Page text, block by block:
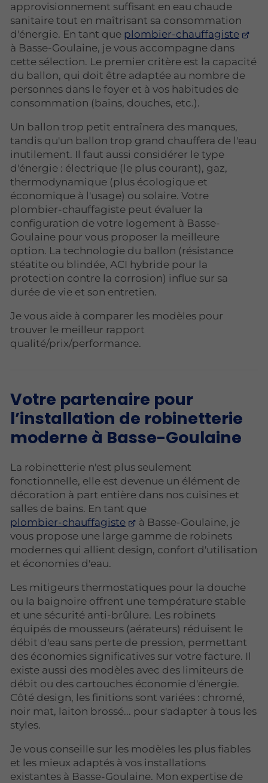
approvisionnement suffisant en eau chaude
sanitaire tout en maîtrisant sa consommation
d'énergie. En tant que plombier-chauffagiste
à Basse-Goulaine, je vous accompagne dans
cette sélection. Le premier critère est la capacité
du ballon, qui doit être adaptée au nombre de
personnes dans le foyer et à vos habitudes de
consommation (bains, douches, etc.).
Un ballon trop petit entraînera des manques,
tandis qu'un ballon trop grand chauffera de l'eau
inutilement. Il faut aussi considérer le type
d'énergie : électrique (le plus courant), gaz,
thermodynamique (plus écologique et
économique à l'usage) ou solaire. Votre
plombier-chauffagiste peut évaluer la
configuration de votre logement à Basse-
Goulaine pour vous proposer la meilleure
option. La technologie du ballon (résistance
stéatite ou blindée, ACI hybride pour la
protection contre la corrosion) influe sur sa
durée de vie et son entretien.
Je vous aide à comparer les modèles pour
trouver le meilleur rapport
qualité/prix/performance.
Votre partenaire pour
l’installation de robinetterie
moderne à Basse-Goulaine
La robinetterie n'est plus seulement
fonctionnelle, elle est devenue un élément de
décoration à part entière dans nos cuisines et
salles de bains. En tant que
plombier-chauffagiste
à Basse-Goulaine, je
vous propose une large gamme de robinets
modernes qui allient design, confort d'utilisation
et économies d'eau.
Les mitigeurs thermostatiques pour la douche
ou la baignoire offrent une température stable
et une sécurité anti-brûlure. Les robinets
équipés de mousseurs (aérateurs) réduisent le
débit d'eau sans perte de pression, permettant
des économies significatives sur votre facture. Il
existe aussi des modèles avec des limiteurs de
débit ou des cartouches économie d'énergie.
Côté design, les finitions sont variées : chromé,
noir mat, laiton brossé... pour s'adapter à tous les
styles.
Je vous conseille sur les modèles les plus fiables
et les mieux adaptés à vos installations
existantes à Basse-Goulaine. Mon expertise de